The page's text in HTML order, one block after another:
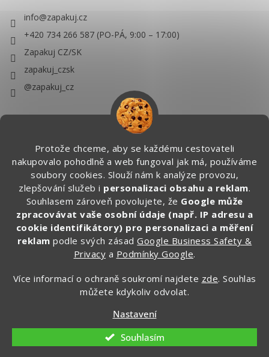
Protože chceme, aby se každému cestovateli
nakupovalo pohodlně a web fungoval jak má, používáme
soubory cookies. Slouží nám k analýze provozu,
zlepšování služeb i personalizaci obsahu a reklam.
Souhlasem zároveň povolujete, že Google může
zpracovávat vaše osobní údaje (např. IP adresu a
cookie identifikátory) pro personalizaci a měření
reklam podle svých zásadGoogle Business Safety &
Privacy a Podmínky Google.
Více informací o ochraně soukromí najdete zde. Souhlas
můžete kdykoliv odvolat.
Nastavení
Souhlasím
info@zapakuj.cz
+420 734 266 587 (PO-PÁ, 9:00 – 17:00)
Zapakuj CZ/SK
zapakuj_czsk
@zapakuj_cz
Vytvořil Shoptet
Zapakuj.cz. Všechna práva vyhrazena.